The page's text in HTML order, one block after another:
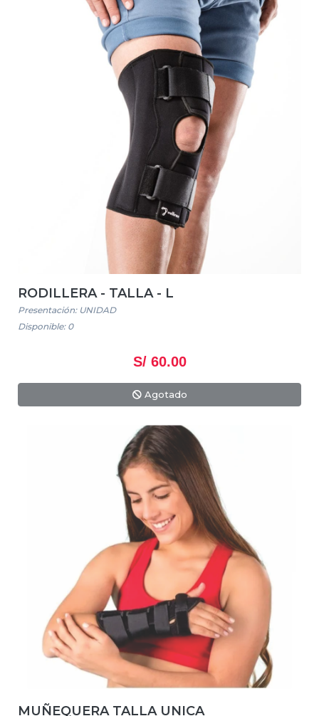
RODILLERA - TALLA - L
Presentación: UNIDAD
Disponible: 0
S/ 60.00
Agotado
MUÑEQUERA TALLA UNICA